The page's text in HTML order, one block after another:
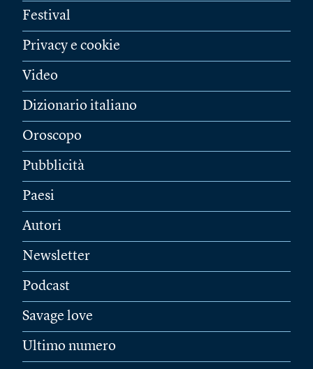
Festival
Privacy e cookie
Video
Dizionario italiano
Oroscopo
Pubblicità
Paesi
Autori
Newsletter
Podcast
Savage love
Ultimo numero